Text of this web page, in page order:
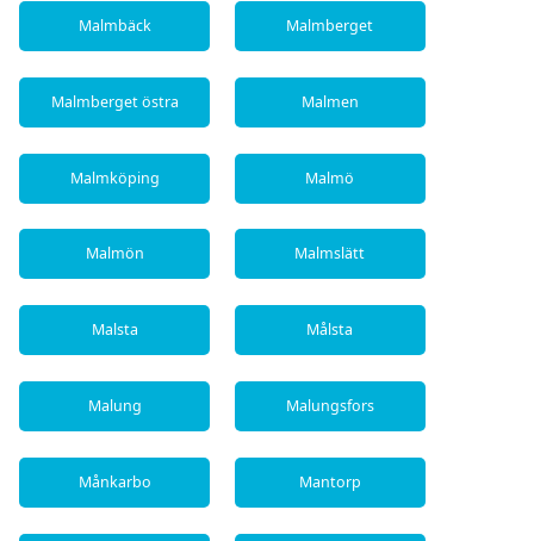
Malmbäck Malmberget
Malmberget östra Malmen
Malmköping Malmö
Malmön Malmslätt
Malsta Målsta
Malung Malungsfors
Månkarbo Mantorp